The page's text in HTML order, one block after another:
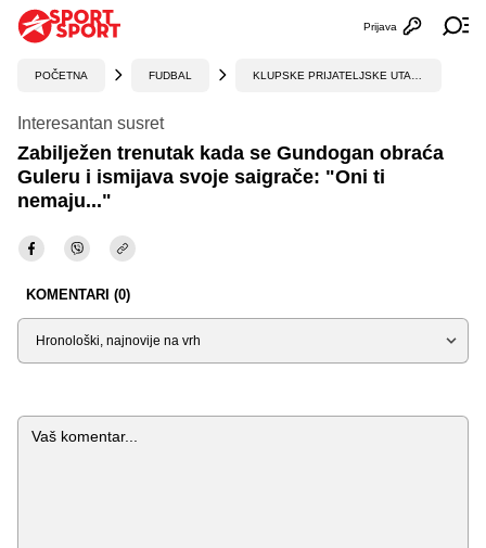
Otvori
Prijava
POČETNA FUDBAL
Interesantan susret
Zabilježen trenutak kada se Gundogan obraća
Guleru i ismijava svoje saigrače: "Oni ti
nemaju..."
KOMENTARI (0)
Sortiraj
Komentar